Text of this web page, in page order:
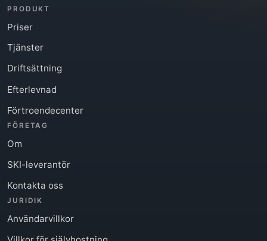
PRODUKT
Priser
Tjänster
Driftsättning
Efterlevnad
Förtroendecenter
FÖRETAG
Om
SKI-leverantör
Kontakta oss
JURIDIK
Användarvillkor